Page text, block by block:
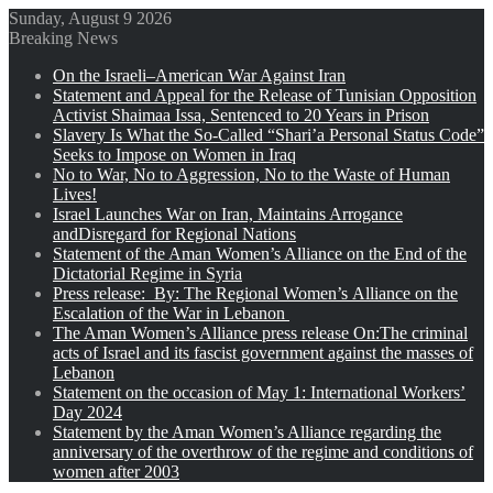
Sunday, August 9 2026
Breaking News
On the Israeli–American War Against Iran
Statement and Appeal for the Release of Tunisian Opposition
Activist Shaimaa Issa, Sentenced to 20 Years in Prison
Slavery Is What the So-Called “Shari’a Personal Status Code”
Seeks to Impose on Women in Iraq
No to War, No to Aggression, No to the Waste of Human
Lives!
Israel Launches War on Iran, Maintains Arrogance
andDisregard for Regional Nations
Statement of the Aman Women’s Alliance on the End of the
Dictatorial Regime in Syria
Press release: By: The Regional Women’s Alliance on the
Escalation of the War in Lebanon
The Aman Women’s Alliance press release On:The criminal
acts of Israel and its fascist government against the masses of
Lebanon
Statement on the occasion of May 1: International Workers’
Day 2024
Statement by the Aman Women’s Alliance regarding the
anniversary of the overthrow of the regime and conditions of
women after 2003